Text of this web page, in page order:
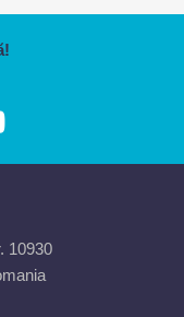
10930